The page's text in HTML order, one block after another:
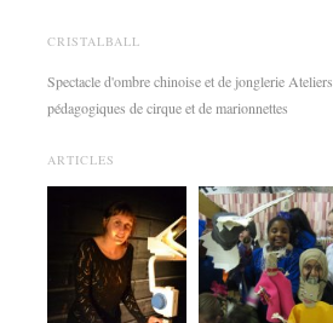
CRISTALBALL
Spectacle d'ombre chinoise et de jonglerie Ateliers
pédagogiques de cirque et de marionnettes
ARTICLES